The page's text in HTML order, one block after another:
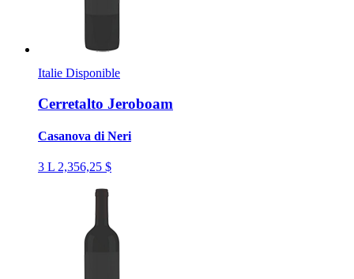
Italie Disponible
Cerretalto Jeroboam
Casanova di Neri
3 L 2,356,25 $